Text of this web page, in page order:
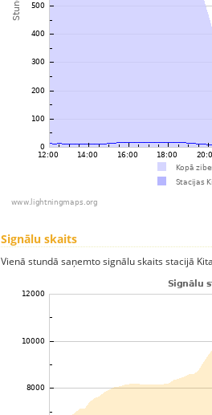
Signālu skaits
Vienā stundā saņemto signālu skaits stacijā